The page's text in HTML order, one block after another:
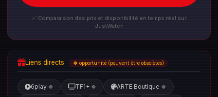
✅ Comparaison des prix et disponibilité en temps réel sur
JustWatch
Liens directs 🍀 opportunité (peuvent être obsolètes)
6play 🍀 TF1+ 🍀 ARTE Boutique 🍀